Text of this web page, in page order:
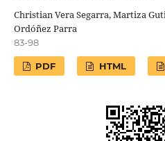
Christian Vera Segarra, Martiza
Ordóñez Parra
83-98
PDF HTML